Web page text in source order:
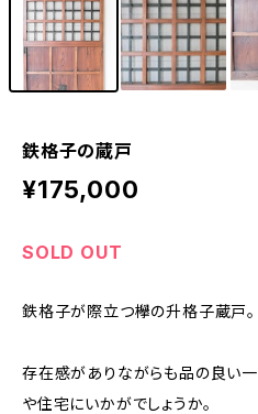
鉄格子の蔵戸
¥175,000
SOLD OUT
鉄格子が際立つ欅の升格子蔵戸。
存在感がありながらも品の良い一
や住宅にいかがでしょうか。